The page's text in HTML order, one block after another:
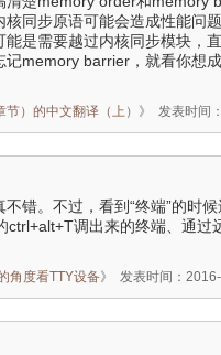
核同步原语可能会造成性能问
能是需要越过内核同步模块，
记memory barrier，就看你想
）的中文翻译（上） 》 发表时间
错。不过，看到“终端”的时
ctrl+alt+T调出来的终端、通过
角度看TTY设备》 发表时间：